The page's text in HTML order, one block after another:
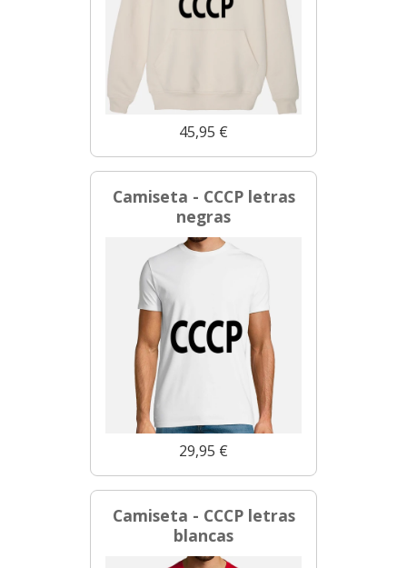
45,95 €
Camiseta - CCCP letras
negras
29,95 €
Camiseta - CCCP letras
blancas